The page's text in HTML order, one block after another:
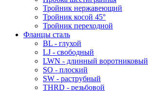
Тройник нержавеющий
Тройник косой 45°
Тройник переходной
Фланцы сталь
BL - глухой
LJ - свободный
LWN - длинный воротниковый
SO - плоский
SW - раструбный
THRD - резьбовой